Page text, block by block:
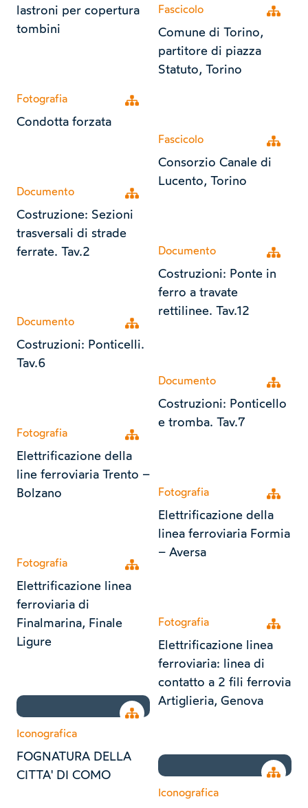
lastroni per copertura
tombini
Open tree
Fotografia
Condotta forzata
Open tree
Documento
Costruzione: Sezioni
trasversali di strade
ferrate. Tav.2
Open tree
Documento
Costruzioni: Ponticelli.
Tav.6
Open tree
Fotografia
Elettrificazione della
line ferroviaria Trento –
Bolzano
Open tree
Fotografia
Elettrificazione linea
ferroviaria di
Finalmarina, Finale
Ligure
Open tree
Iconografica
FOGNATURA DELLA
CITTA' DI COMO
Open
Fascicolo
Comune di Torino,
partitore di piazza
Statuto, Torino
Open
Fascicolo
Consorzio Canale di
Lucento, Torino
Open
Documento
Costruzioni: Ponte in
ferro a travate
rettilinee. Tav.12
Open
Documento
Costruzioni: Ponticello
e tromba. Tav.7
Open
Fotografia
Elettrificazione della
linea ferroviaria Formia
– Aversa
Open
Fotografia
Elettrificazione linea
ferroviaria: linea di
contatto a 2 fili ferrovia
Artiglieria, Genova
Open
Iconografica